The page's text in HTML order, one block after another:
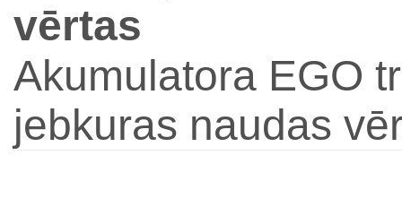
vērtas
Akumulatora EGO
jebkuras naudas